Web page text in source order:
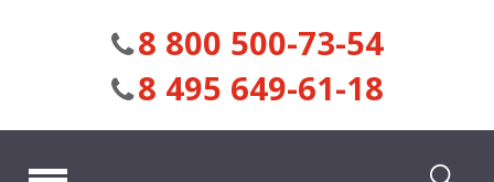
8 800 500-73-54
8 495 649-61-18